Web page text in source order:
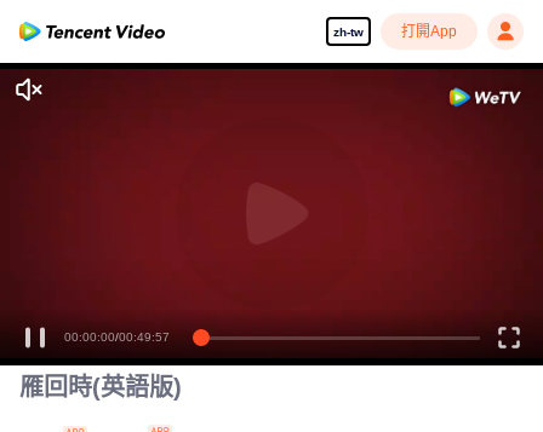
zh-tw 打開App
00:00:00/00:49:57
雁回時(英語版)